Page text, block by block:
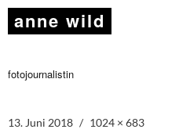
anne wild
fotojournalistin
13. Juni 2018 1024 × 683